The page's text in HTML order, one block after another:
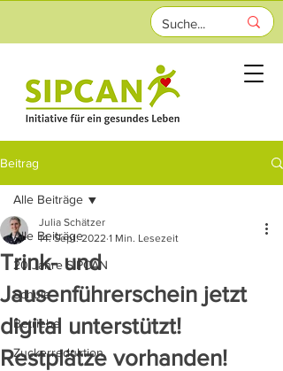
Beitrag
Alle Beiträge
20 Jahre SIPCAN
Schule
Betriebe
Zuckerreduktion
Alle Beiträge
Trink- und
Jausenführerschein jetzt
digital unterstützt!
Restplätze vorhanden!
Julia Schätzer
14. Sept. 2022 1 Min. Lesezeit